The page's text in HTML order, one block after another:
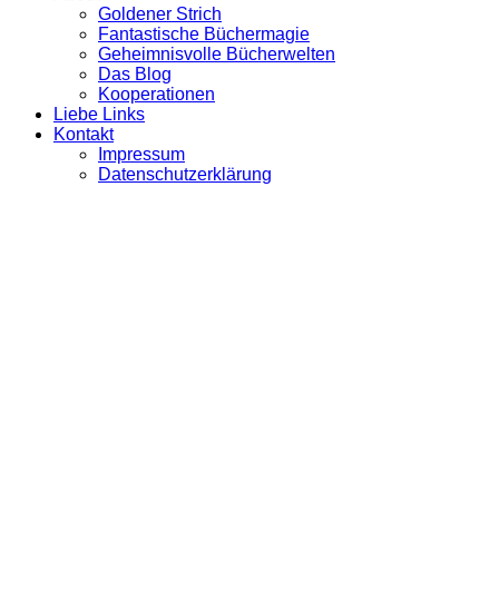
Goldener Strich
Fantastische Büchermagie
Geheimnisvolle Bücherwelten
Das Blog
Kooperationen
Liebe Links
Kontakt
Impressum
Datenschutzerklärung